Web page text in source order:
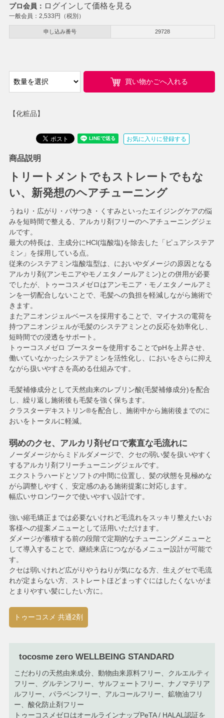
プロ会員： ログインして価格を見る
一般会員： 2,533円（税別）
申し込み番号 29728
【化粧品】
買い物かごへ入れる
お気に入りに登録する
商品説明
トリートメントでもストレートでもな
い、新発想のヘアチューニング
うねり・広がり・パサつき・くすみといったエイジングケアの悩
みを短時間で整える、アルカリ剤フリーのヘアチューニングジェ
ルです。
最大の特長は、主成分にHCl(塩酸塩)を除去した「ピュアシステア
ミン」を採用している点。
従来のシステアミン塩酸塩型は、においやダメージの原因となる
アルカリ剤(アンモニアやモノエタノールアミン)との併用が必要
でしたが、トゥーコスメゼロはアンモニア・モノエタノールアミ
ンを一切配合しないことで、毛髪への負担を軽減しながら施術で
きます。
またアニオンジェルベースを採用することで、マイナスの電荷を
持つアニオンジェルが毛髪のシステアミンとの反応を効率化し、
短時間での浸透をサポート。
トゥーコスメゼロ ブースターを使用することでpHを上昇させ、
働いていなかったシステアミンを活性化し、においをさらに抑え
ながら扱いやすさを高める仕組みです。
毛髪補修成分として天然由来のレブリン酸(毛髪補修成分)を配合
し、繰り返し施術後も毛髪を強く保ちます。
クラスターデキストリン®を配合し、施術中から施術後までのに
おいをトータルに軽減。
弱めのクセ、アルカリ剤ゼロで素直な毛流れに
ノーダメージからミドルダメージで、クセの弱い髪を扱いやすく
するアルカリ剤フリーチューニングジェルです。
エクストラハードとソフトの中間に位置し、髪の状態を見極めな
がら調整しやすく、安定感のある施術提案に対応します。
幅広いサロンワークで使いやすい設計です。
強い縮毛矯正までは必要ないけれど毛流れをスッキリ整えたいお
客様への提案メニューとして活用いただけます。
ダメージが蓄積する前の段階で定期的なチューニングメニューと
して導入することで、継続来店につながるメニュー設計が可能で
す。
クセは弱いけれど広がりやうねりが気になる方、生えグセで毛流
れが定まらない方、ストレートほどまっすぐにはしたくないがま
とまりやすい髪にしたい方に。
トゥーコスメ 共通2剤
tocosme zero WELLBEING STANDARD
こだわりの天然由来成分、動物由来原料フリー、クルエルティ
フリー、グルテンフリー、サルフェートフリー、ナノマテリア
ルフリー、パラベンフリー、アルコールフリー、鉱物油フリ
ー、酸化防止剤フリー
トゥーコスメゼロはオールラインナップPeTA / HALAL認証を